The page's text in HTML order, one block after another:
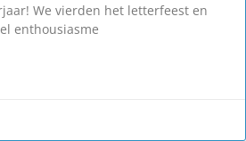
We vierden het letterfeest en
enthousiasme